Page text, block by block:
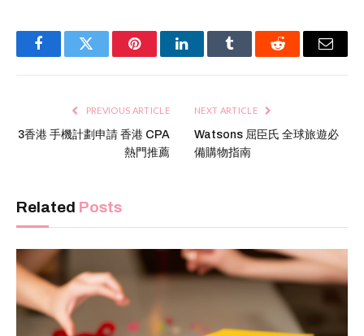
FacebookTwitter PinterestLinkedInTumblr Reddit Email
PREVIOUS ARTICLE
3香港 手機計劃申請 香港 CPA
熱門推薦
NEXT ARTICLE
Watsons 屈臣氏 全球旅遊必
備購物指南
Related Posts